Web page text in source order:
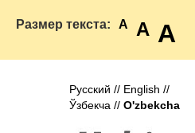
Размер текста: A A A
Русский // English //
Ўзбекча // O'zbekcha